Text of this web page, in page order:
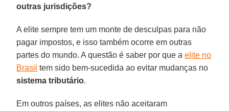
outras jurisdições?
A elite sempre tem um monte de desculpas para não
pagar impostos, e isso também ocorre em outras
partes do mundo. A questão é saber por que aelite no
Brasil tem sido bem-sucedida ao evitar mudanças no
sistema tributário.
Em outros países, as elites não aceitaram